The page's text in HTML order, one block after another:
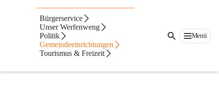
Bürgerservice
Unser Werfenweng
Politik
Gemeindeeinrichtungen
Tourismus & Freizeit
Menü
Offene Stellen